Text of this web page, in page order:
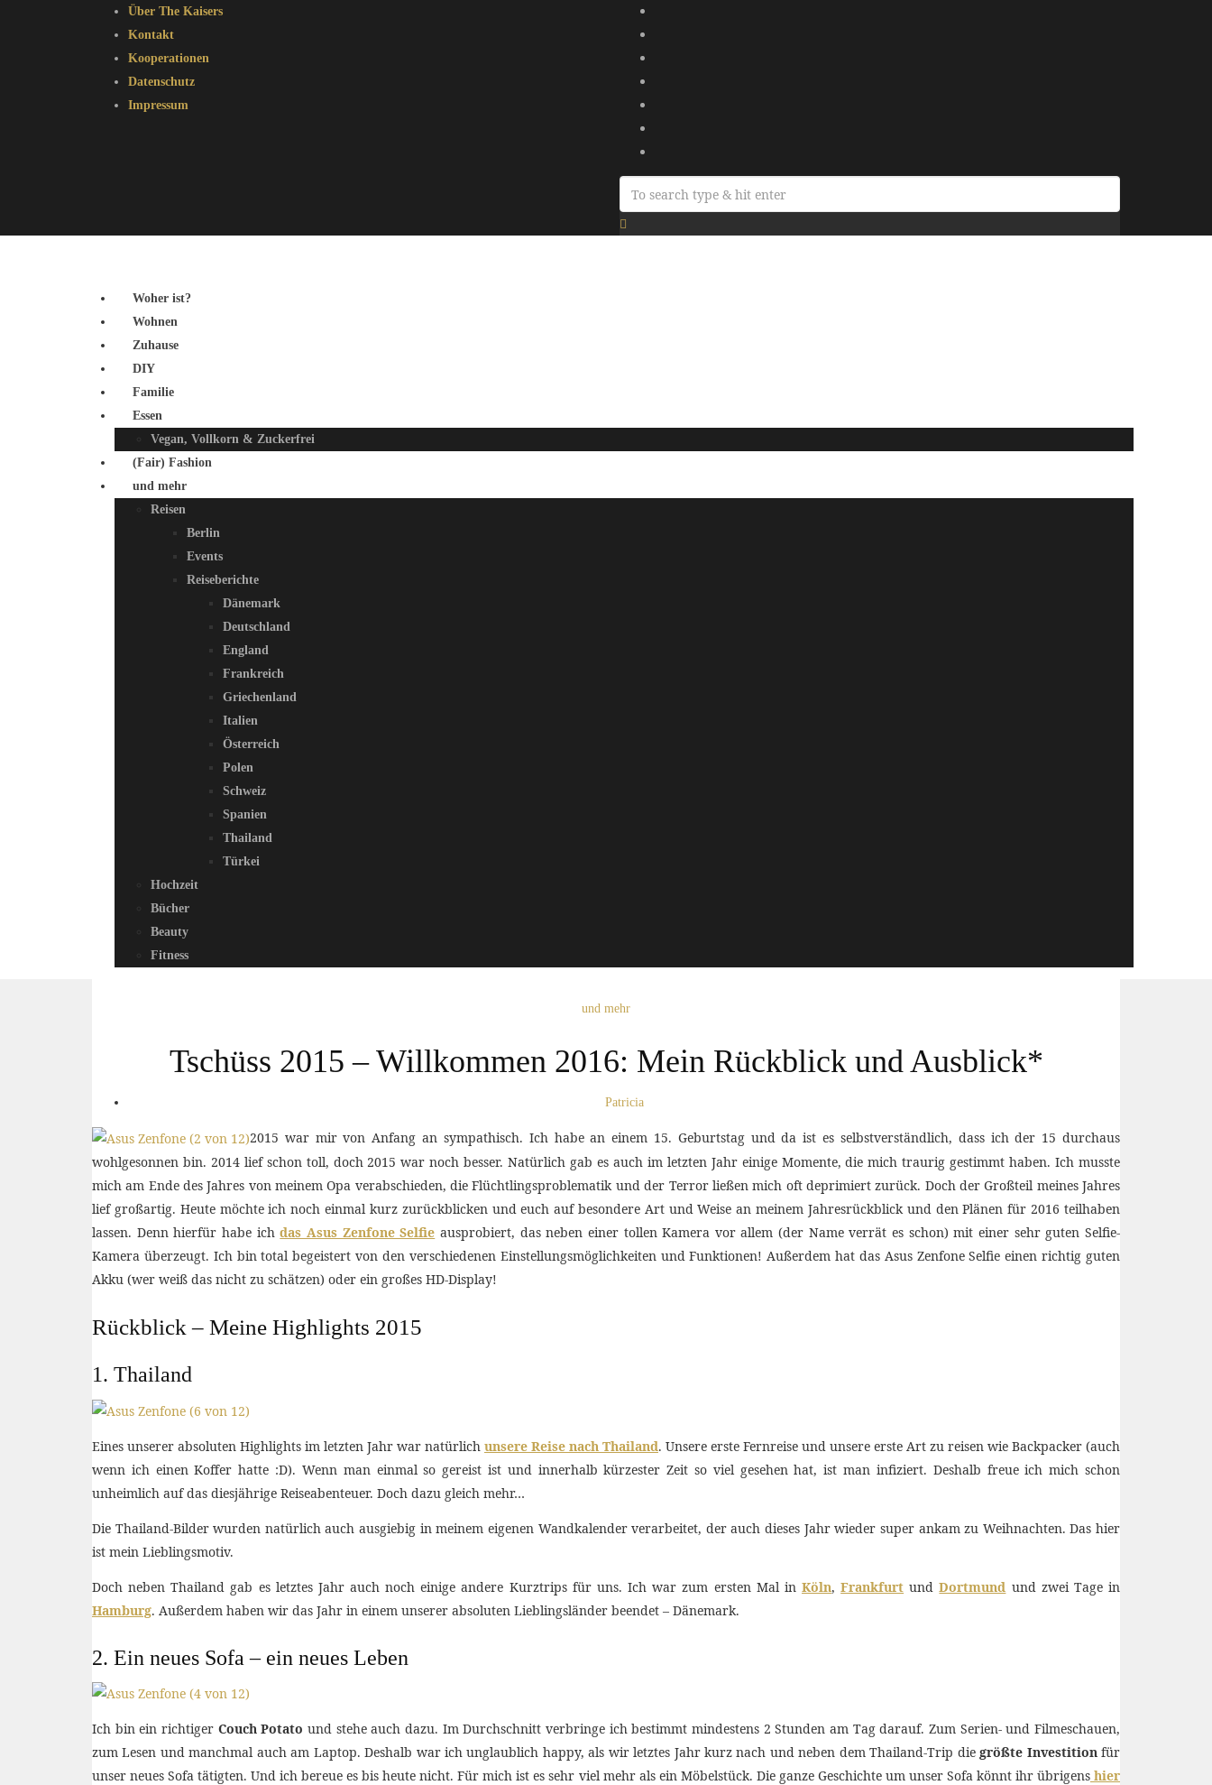
Über The Kaisers
Kontakt
Kooperationen
Datenschutz
Impressum
Woher ist?
Wohnen
Zuhause
DIY
Familie
Essen
Vegan, Vollkorn & Zuckerfrei
(Fair) Fashion
und mehr
Reisen
Berlin
Events
Reiseberichte
Dänemark
Deutschland
England
Frankreich
Griechenland
Italien
Österreich
Polen
Schweiz
Spanien
Thailand
Türkei
Hochzeit
Bücher
Beauty
Fitness
und mehr
Tschüss 2015 – Willkommen 2016: Mein Rückblick und Ausblick*
Patricia
2015 war mir von Anfang an sympathisch. Ich habe an einem 15. Geburtstag und da ist es selbstverständlich, dass ich der 15 durchaus
wohlgesonnen bin. 2014 lief schon toll, doch 2015 war noch besser. Natürlich gab es auch im letzten Jahr einige Momente, die mich traurig gestimmt haben. Ich musste
mich am Ende des Jahres von meinem Opa verabschieden, die Flüchtlingsproblematik und der Terror ließen mich oft deprimiert zurück. Doch der Großteil meines Jahres
lief großartig. Heute möchte ich noch einmal kurz zurückblicken und euch auf besondere Art und Weise an meinem Jahresrückblick und den Plänen für 2016 teilhaben
lassen. Denn hierfür habe ichdas Asus Zenfone Selfie ausprobiert, das neben einer tollen Kamera vor allem (der Name verrät es schon) mit einer sehr guten Selfie-
Kamera überzeugt. Ich bin total begeistert von den verschiedenen Einstellungsmöglichkeiten und Funktionen! Außerdem hat das Asus Zenfone Selfie einen richtig guten
Akku (wer weiß das nicht zu schätzen) oder ein großes HD-Display!
Rückblick – Meine Highlights 2015
1. Thailand
Eines unserer absoluten Highlights im letzten Jahr war natürlich unsere Reise nach Thailand. Unsere erste Fernreise und unsere erste Art zu reisen wie Backpacker (auch
wenn ich einen Koffer hatte :D). Wenn man einmal so gereist ist und innerhalb kürzester Zeit so viel gesehen hat, ist man infiziert. Deshalb freue ich mich schon
unheimlich auf das diesjährige Reiseabenteuer. Doch dazu gleich mehr…
Die Thailand-Bilder wurden natürlich auch ausgiebig in meinem eigenen Wandkalender verarbeitet, der auch dieses Jahr wieder super ankam zu Weihnachten. Das hier
ist mein Lieblingsmotiv.
Doch neben Thailand gab es letztes Jahr auch noch einige andere Kurztrips für uns. Ich war zum ersten Mal in Köln,Frankfurt undDortmund und zwei Tage in
Hamburg. Außerdem haben wir das Jahr in einem unserer absoluten Lieblingsländer beendet – Dänemark.
2. Ein neues Sofa – ein neues Leben
Ich bin ein richtiger Couch Potato und stehe auch dazu. Im Durchschnitt verbringe ich bestimmt mindestens 2 Stunden am Tag darauf. Zum Serien- und Filmeschauen,
zum Lesen und manchmal auch am Laptop. Deshalb war ich unglaublich happy, als wir letztes Jahr kurz nach und neben dem Thailand-Trip diegrößte Investition für
unser neues Sofa tätigten. Und ich bereue es bis heute nicht. Für mich ist es sehr viel mehr als ein Möbelstück. Die ganze Geschichte um unser Sofa könnt ihr übrigenshier